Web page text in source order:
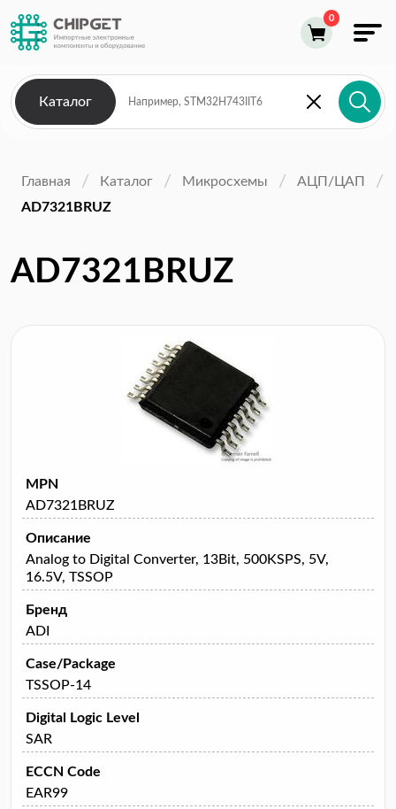
Каталог
Главная Каталог Микросхемы
АЦП/ЦАП
AD7321BRUZ
AD7321BRUZ
MPN
AD7321BRUZ
Описание
Analog to Digital Converter, 13Bit, 500KSPS, 5V,
16.5V, TSSOP
Бренд
ADI
Case/Package
TSSOP-14
Digital Logic Level
SAR
ECCN Code
EAR99